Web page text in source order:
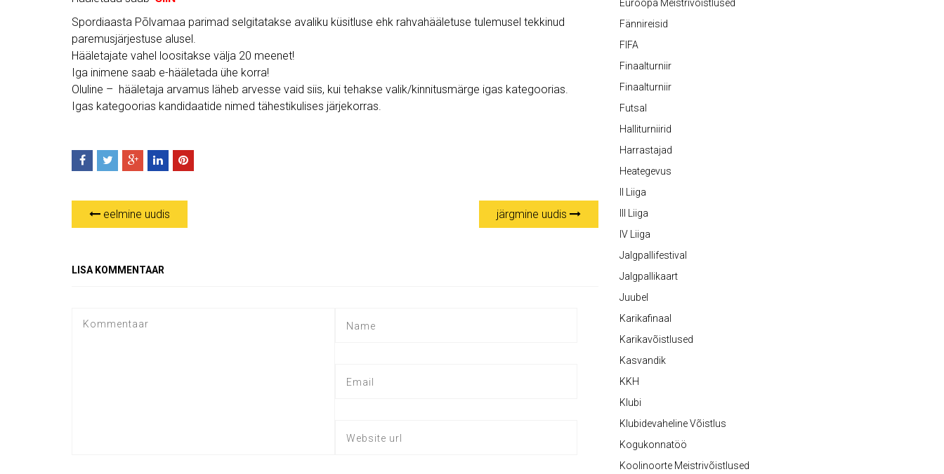
Spordiaasta Põlvamaa parimad selgitatakse avaliku küsitluse ehk rahvahääletuse tulemusel tekkinud
paremusjärjestuse alusel.
Hääletajate vahel loositakse välja 20 meenet!
Iga inimene saab e-hääletada ühe korra!
Oluline – hääletaja arvamus läheb arvesse vaid siis, kui tehakse valik/kinnitusmärge igas kategoorias.
Igas kategoorias kandidaatide nimed tähestikulises järjekorras.
eelmine uudis järgmine uudis
LISA KOMMENTAAR
Euroopa Meistrivõistlused
Fännireisid
FIFA
Finaalturniir
Finaalturniir
Futsal
Halliturniirid
Harrastajad
Heategevus
II Liiga
III Liiga
IV Liiga
Jalgpallifestival
Jalgpallikaart
Juubel
Karikafinaal
Karikavõistlused
Kasvandik
KKH
Klubi
Klubidevaheline Võistlus
Kogukonnatöö
Koolinoorte Meistrivõistlused